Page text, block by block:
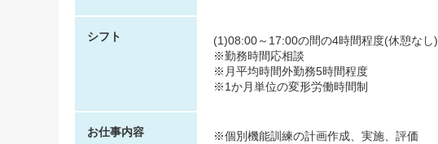
シフト
(1)08:00～17:00の間の4時間程度(休憩なし)
※勤務時間応相談
※月平均時間外勤務5時間程度
※1か月単位の変形労働時間制
お仕事内容
※個別機能訓練の計画作成、実施、評価